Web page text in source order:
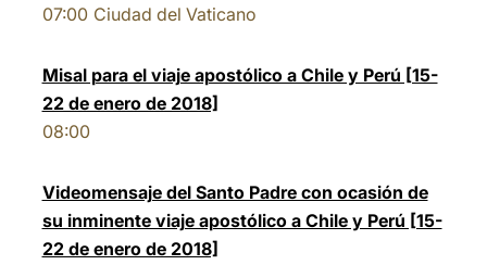
07:00 Ciudad del Vaticano
Misal para el viaje apostólico a Chile y Perú [15-
22 de enero de 2018]
08:00
Videomensaje del Santo Padre con ocasión de
su inminente viaje apostólico a Chile y Perú [15-
22 de enero de 2018]